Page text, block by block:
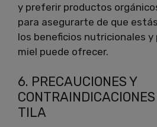
y preferir productos
para asegurarte de que
los beneficios nutricionales y
miel puede ofrecer.
6. PRECAUCIONES Y
TILA